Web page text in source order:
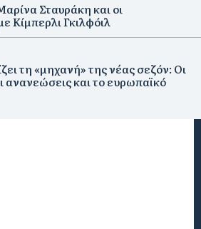
Σταυράκη και οι
Κίμπερλι Γκιλφόιλ
τη «μηχανή» της νέας σεζόν: Οι
ανανεώσεις και το ευρωπαϊκό